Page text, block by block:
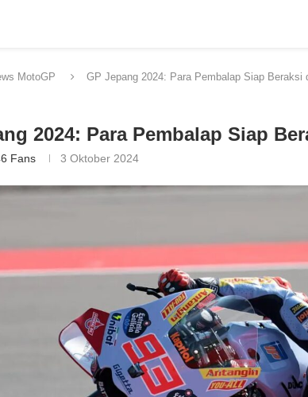
MotoGP GP Jepang 2024: Para Pembalap Siap Beraksi
2024: Para Pembalap Siap
Fans 3 Oktober 2024